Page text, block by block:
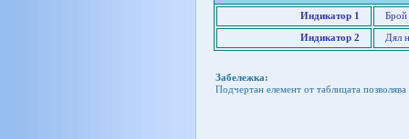
Индикатор 1 Брой
Индикатор 2 Дял
Забележка:
Подчертан елемент от таблицата